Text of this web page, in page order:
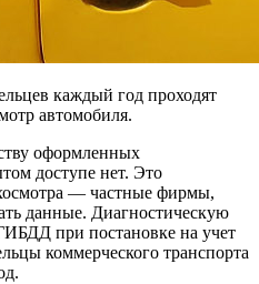
каждый год проходят
автомобиля.
оформленных
доступе нет. Это
— частные фирмы,
данные. Диагностическую
при постановке на учет
коммерческого транспорта